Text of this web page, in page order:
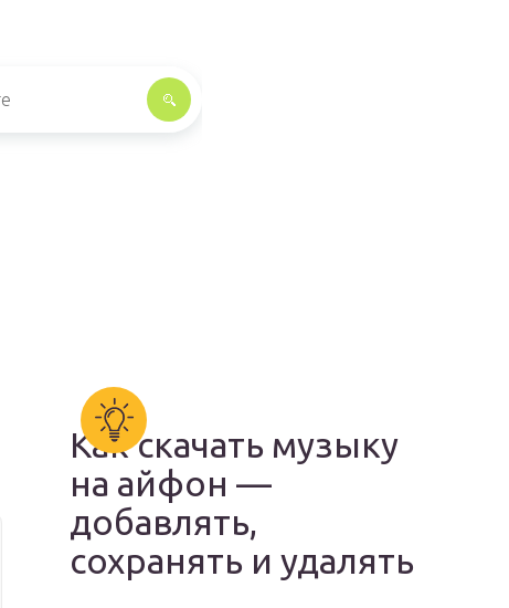
Как скачать музыку
на айфон —
добавлять,
сохранять и удалять